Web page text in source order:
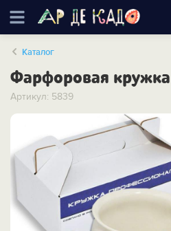
Каталог
Фарфоровая
Артикул: 5839